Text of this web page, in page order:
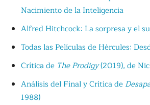
Nacimiento de la Inteligencia
Alfred Hitchcock: La sorpresa y el
Todas las Películas de Hércules:
Crítica de The Prodigy(2019), de
Análisis del Final y Crítica de
1988)